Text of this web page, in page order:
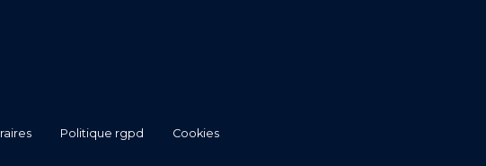
politique rgpd cookies